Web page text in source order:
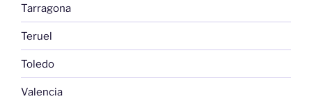
Tarragona
Teruel
Toledo
Valencia